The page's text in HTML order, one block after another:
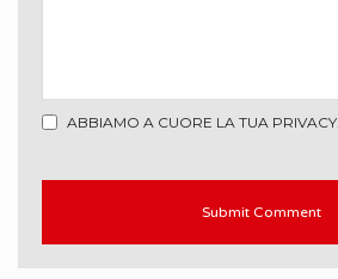
ABBIAMO A CUORE LA TUA PRIVACY.